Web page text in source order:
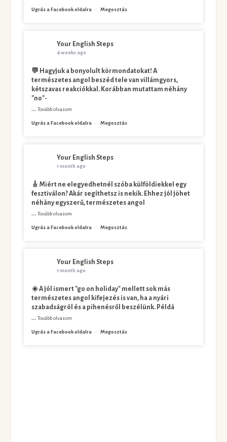
Ugrás a Facebook oldalra · Megosztás
Your English Steps
4 weeks ago
💬 Hagyjuk a bonyolult körmondatokat! A
természetes angol beszéd tele van villámgyors,
kétszavas reakciókkal. Korábban mutattam néhány
"no"-
...Tovább olvasom
Ugrás a Facebook oldalra · Megosztás
Your English Steps
1 month ago
🎸 Miért ne elegyedhetnél szóba külföldiekkel egy
fesztiválon? Akár segíthetsz is nekik. Ehhez jól jöhet
néhány egyszerű, természetes angol
...Tovább olvasom
Ugrás a Facebook oldalra · Megosztás
Your English Steps
1 month ago
☀️ A jól ismert "go on holiday" mellett sok más
természetes angol kifejezés is van, ha a nyári
szabadságról és a pihenésről beszélünk. Példá
...Tovább olvasom
Ugrás a Facebook oldalra · Megosztás